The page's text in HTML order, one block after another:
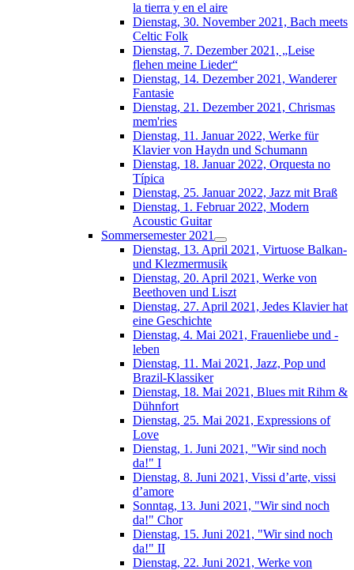
la tierra y en el aire
Dienstag, 30. November 2021, Bach meets
Celtic Folk
Dienstag, 7. Dezember 2021, „Leise
flehen meine Lieder“
Dienstag, 14. Dezember 2021, Wanderer
Fantasie
Dienstag, 21. Dezember 2021, Chrismas
mem'ries
Dienstag, 11. Januar 2022, Werke für
Klavier von Haydn und Schumann
Dienstag, 18. Januar 2022, Orquesta no
Típica
Dienstag, 25. Januar 2022, Jazz mit Braß
Dienstag, 1. Februar 2022, Modern
Acoustic Guitar
Sommersemester 2021
Dienstag, 13. April 2021, Virtuose Balkan-
und Klezmermusik
Dienstag, 20. April 2021, Werke von
Beethoven und Liszt
Dienstag, 27. April 2021, Jedes Klavier hat
eine Geschichte
Dienstag, 4. Mai 2021, Frauenliebe und -
leben
Dienstag, 11. Mai 2021, Jazz, Pop und
Brazil-Klassiker
Dienstag, 18. Mai 2021, Blues mit Rihm &
Dühnfort
Dienstag, 25. Mai 2021, Expressions of
Love
Dienstag, 1. Juni 2021, "Wir sind noch
da!" I
Dienstag, 8. Juni 2021, Vissi d’arte, vissi
d’amore
Sonntag, 13. Juni 2021, "Wir sind noch
da!" Chor
Dienstag, 15. Juni 2021, "Wir sind noch
da!" II
Dienstag, 22. Juni 2021, Werke von